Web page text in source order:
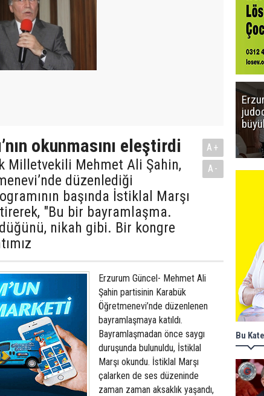
okunmasını eleştirdi
Milletvekili Mehmet Ali Şahin,
düzenlediği
başında İstiklal Marşı
"Bu bir bayramlaşma.
nikah gibi. Bir kongre
A+
A-
Erzurum Güncel- Mehmet Ali
Şahin partisinin Karabük
Öğretmenevi’nde düzenlenen
bayramlaşmaya katıldı.
Bayramlaşmadan önce saygı
duruşunda bulunuldu, İstiklal
Marşı okundu. İstiklal Marşı
çalarken de ses düzeninde
zaman zaman aksaklık yaşandı,
Bu